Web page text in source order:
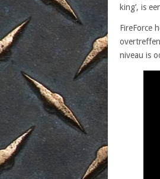
king’, is
FireForce
niveau is